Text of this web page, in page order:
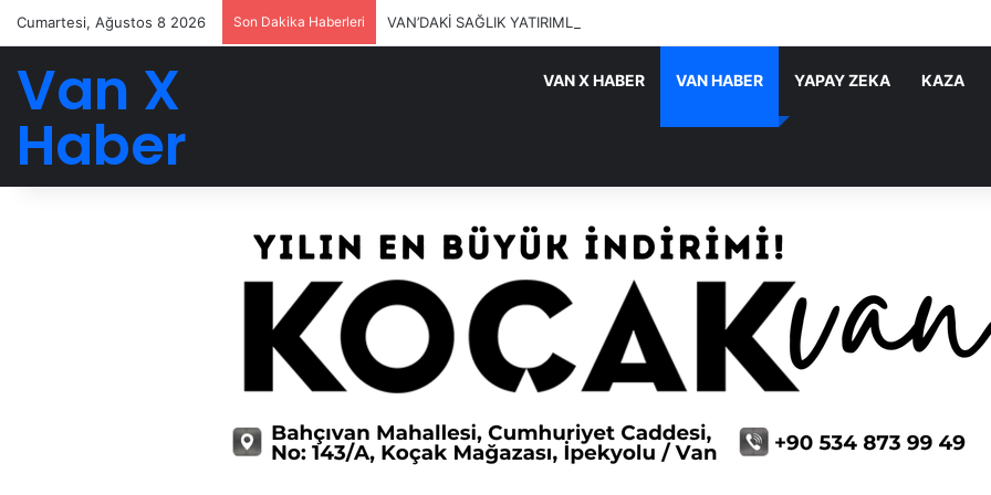
Cumartesi, Ağustos 8 2026 Son Dakika Haberleri VAN’DAKİ SAĞLIK YATIRIMLARI SÜRÜYOR
Van X
Haber
VAN X HABER VAN HABER YAPAY ZEKA KAZA